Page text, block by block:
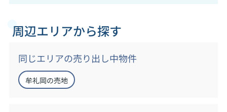
周辺エリアから探す
同じエリアの売り出し中物件
牟礼岡の売地